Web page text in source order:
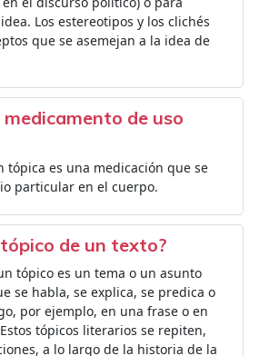
Los estereotipos y los clichés
que se asemejan a la idea de
medicamento de uso
tópica es una medicación que se
particular en el cuerpo.
tópico de un texto?
tópico es un tema o un asunto
se habla, se explica, se predica o
por ejemplo, en una frase o en
tópicos literarios se repiten,
a lo largo de la historia de la